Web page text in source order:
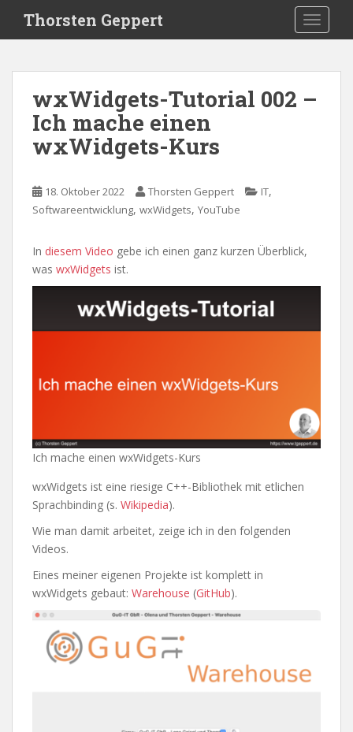
i
Thorsten Geppert
wxWidgets-Tutorial 002 –
Ich mache einen
wxWidgets-Kurs
18. Oktober 2022 Thorsten Geppert IT,
Softwareentwicklung, wxWidgets, YouTube
In diesem Video gebe ich einen ganz kurzen Überblick,
was wxWidgets ist.
Ich mache einen wxWidgets-Kurs
wxWidgets ist eine riesige C++-Bibliothek mit etlichen
Sprachbinding (s. Wikipedia).
Wie man damit arbeitet, zeige ich in den folgenden
Videos.
Eines meiner eigenen Projekte ist komplett in
wxWidgets gebaut: Warehouse (GitHub).